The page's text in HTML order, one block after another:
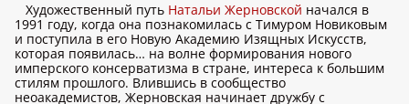
Художественный путь Натальи Жерновской начался в
1991 году, когда она познакомилась с Тимуром Новиковым
и поступила в его Новую Академию Изящных Искусств,
которая появилась… на волне формирования нового
имперского консерватизма в стране, интереса к большим
стилям прошлого. Влившись в сообщество
неоакадемистов, Жерновская начинает дружбу с